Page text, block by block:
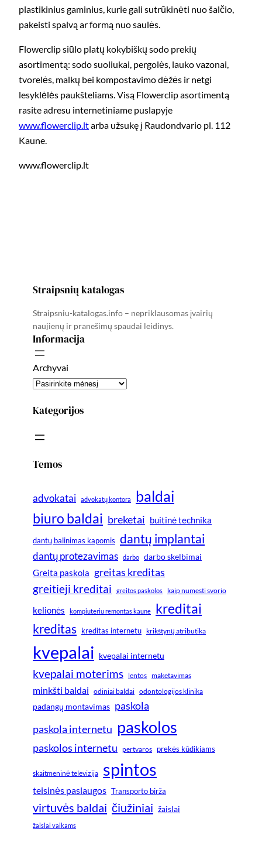
plastikinius gaminius, kurie gali sutrūkinėti nuo šalčio,
pakeisti spalvą ar formą nuo saulės.
Flowerclip siūlo platų kokybiškų sodo prekių
asortimentą: sodo suoliukai, pergolės, lauko vazonai,
tvorelės, malkų bei kompostavimo dėžės ir netgi
lesyklėlės paukšteliams. Visą Flowerclip asortimentą
rasite adresu internetiniame puslapyje
www.flowerclip.ltarba užsukę į Raudondvario pl. 112
Kaune.
www.flowerclip.lt
Straipsnių katalogas
Straipsniu-katalogas.info – nepriklausomas įvairių
naujienų ir pranešimų spaudai leidinys.
Informacija
Archyvai
Kategorijos
Temos
advokatai advokatų kontora baldai
biuro baldai breketai buitinė technika
dantų balinimas kapomis dantų implantai
dantų protezavimas darbo darbo skelbimai
Greita paskola greitas kreditas
greitieji kreditai greitos paskolos kaip numesti svorio
kelionės kompiuteriu remontas kaune kreditai
kreditas kreditas internetu krikštynų atributika
kvepalai kvepalai internetu
kvepalai moterims lentos maketavimas
minkšti baldai odiniai baldai odontologijos klinika
padangų montavimas paskola
paskola internetu paskolos
paskolos internetu pertvaros prekės kūdikiams
skaitmeninė televizija spintos
teisinės paslaugos Transporto birža
virtuvės baldai čiužiniai žaislai
žaislai vaikams